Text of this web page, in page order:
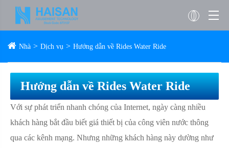
Nhà Dịch vụ Hướng dẫn về Rides Water Ride
Hướng dẫn về Rides Water Ride
Với sự phát triển nhanh chóng của Internet, ngày càng nhiều
khách hàng bắt đầu biết giá thiết bị của công viên nước thông
qua các kênh mạng. Nhưng những khách hàng này dường như